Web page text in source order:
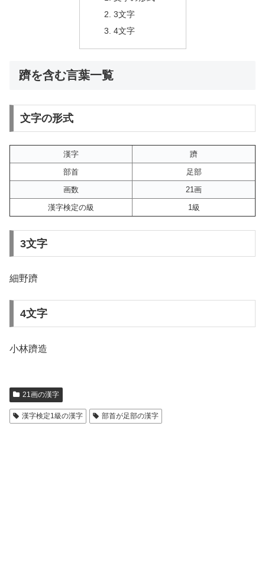
3文字
4文字
躋を含む言葉一覧
文字の形式
漢字
躋
部首
足部
画数
21画
漢字検定の級
1級
3文字
細野躋
4文字
小林躋造
21画の漢字
漢字検定1級の漢字 部首が足部の漢字